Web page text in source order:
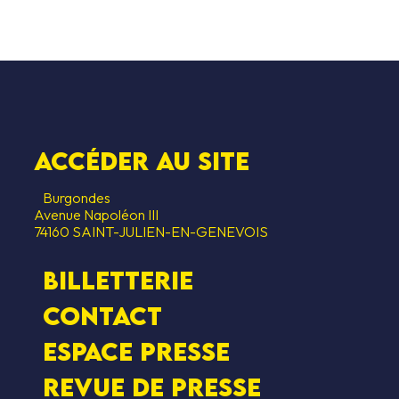
Accéder au SITE
Burgondes
Avenue Napoléon III
74160 SAINT-JULIEN-EN-GENEVOIS
Billetterie
Contact
Espace presse
Revue de presse